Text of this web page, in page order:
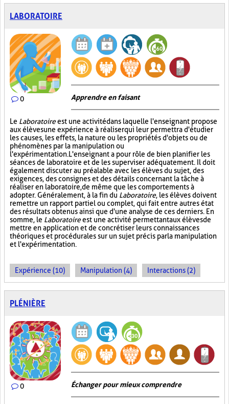
LABORATOIRE
0 Apprendre en faisant
Le Laboratoireest une activité dans laquelle l'enseignant propose
aux élèves une expérience à réaliser qui leur permettra d'étudier
les causes, les effets, la nature ou les propriétés d'objets ou de
phénomènes par la manipulation ou
l'expérimentation. L'enseignant a pour rôle de bien planifier les
séances de laboratoire et de les superviser adéquatement. Il doit
également discuter au préalable avec les élèves du sujet, des
exigences, des consignes et des détails concernant la tâche à
réaliser en laboratoire, de même que les comportements à
adopter. Généralement, à la fin du Laboratoire, les élèves doivent
remettre un rapport partiel ou complet, qui fait entre autres état
des résultats obtenus ainsi que d'une analyse de ces derniers. En
somme, le Laboratoireest une activité permettant aux élèves de
mettre en application et de concrétiser leurs connaissances
théoriques et procédurales sur un sujet précis par la manipulation
et l'expérimentation.
Expérience (10) Manipulation (4) Interactions (2)
PLÉNIÈRE
0 Échanger pour mieux comprendre